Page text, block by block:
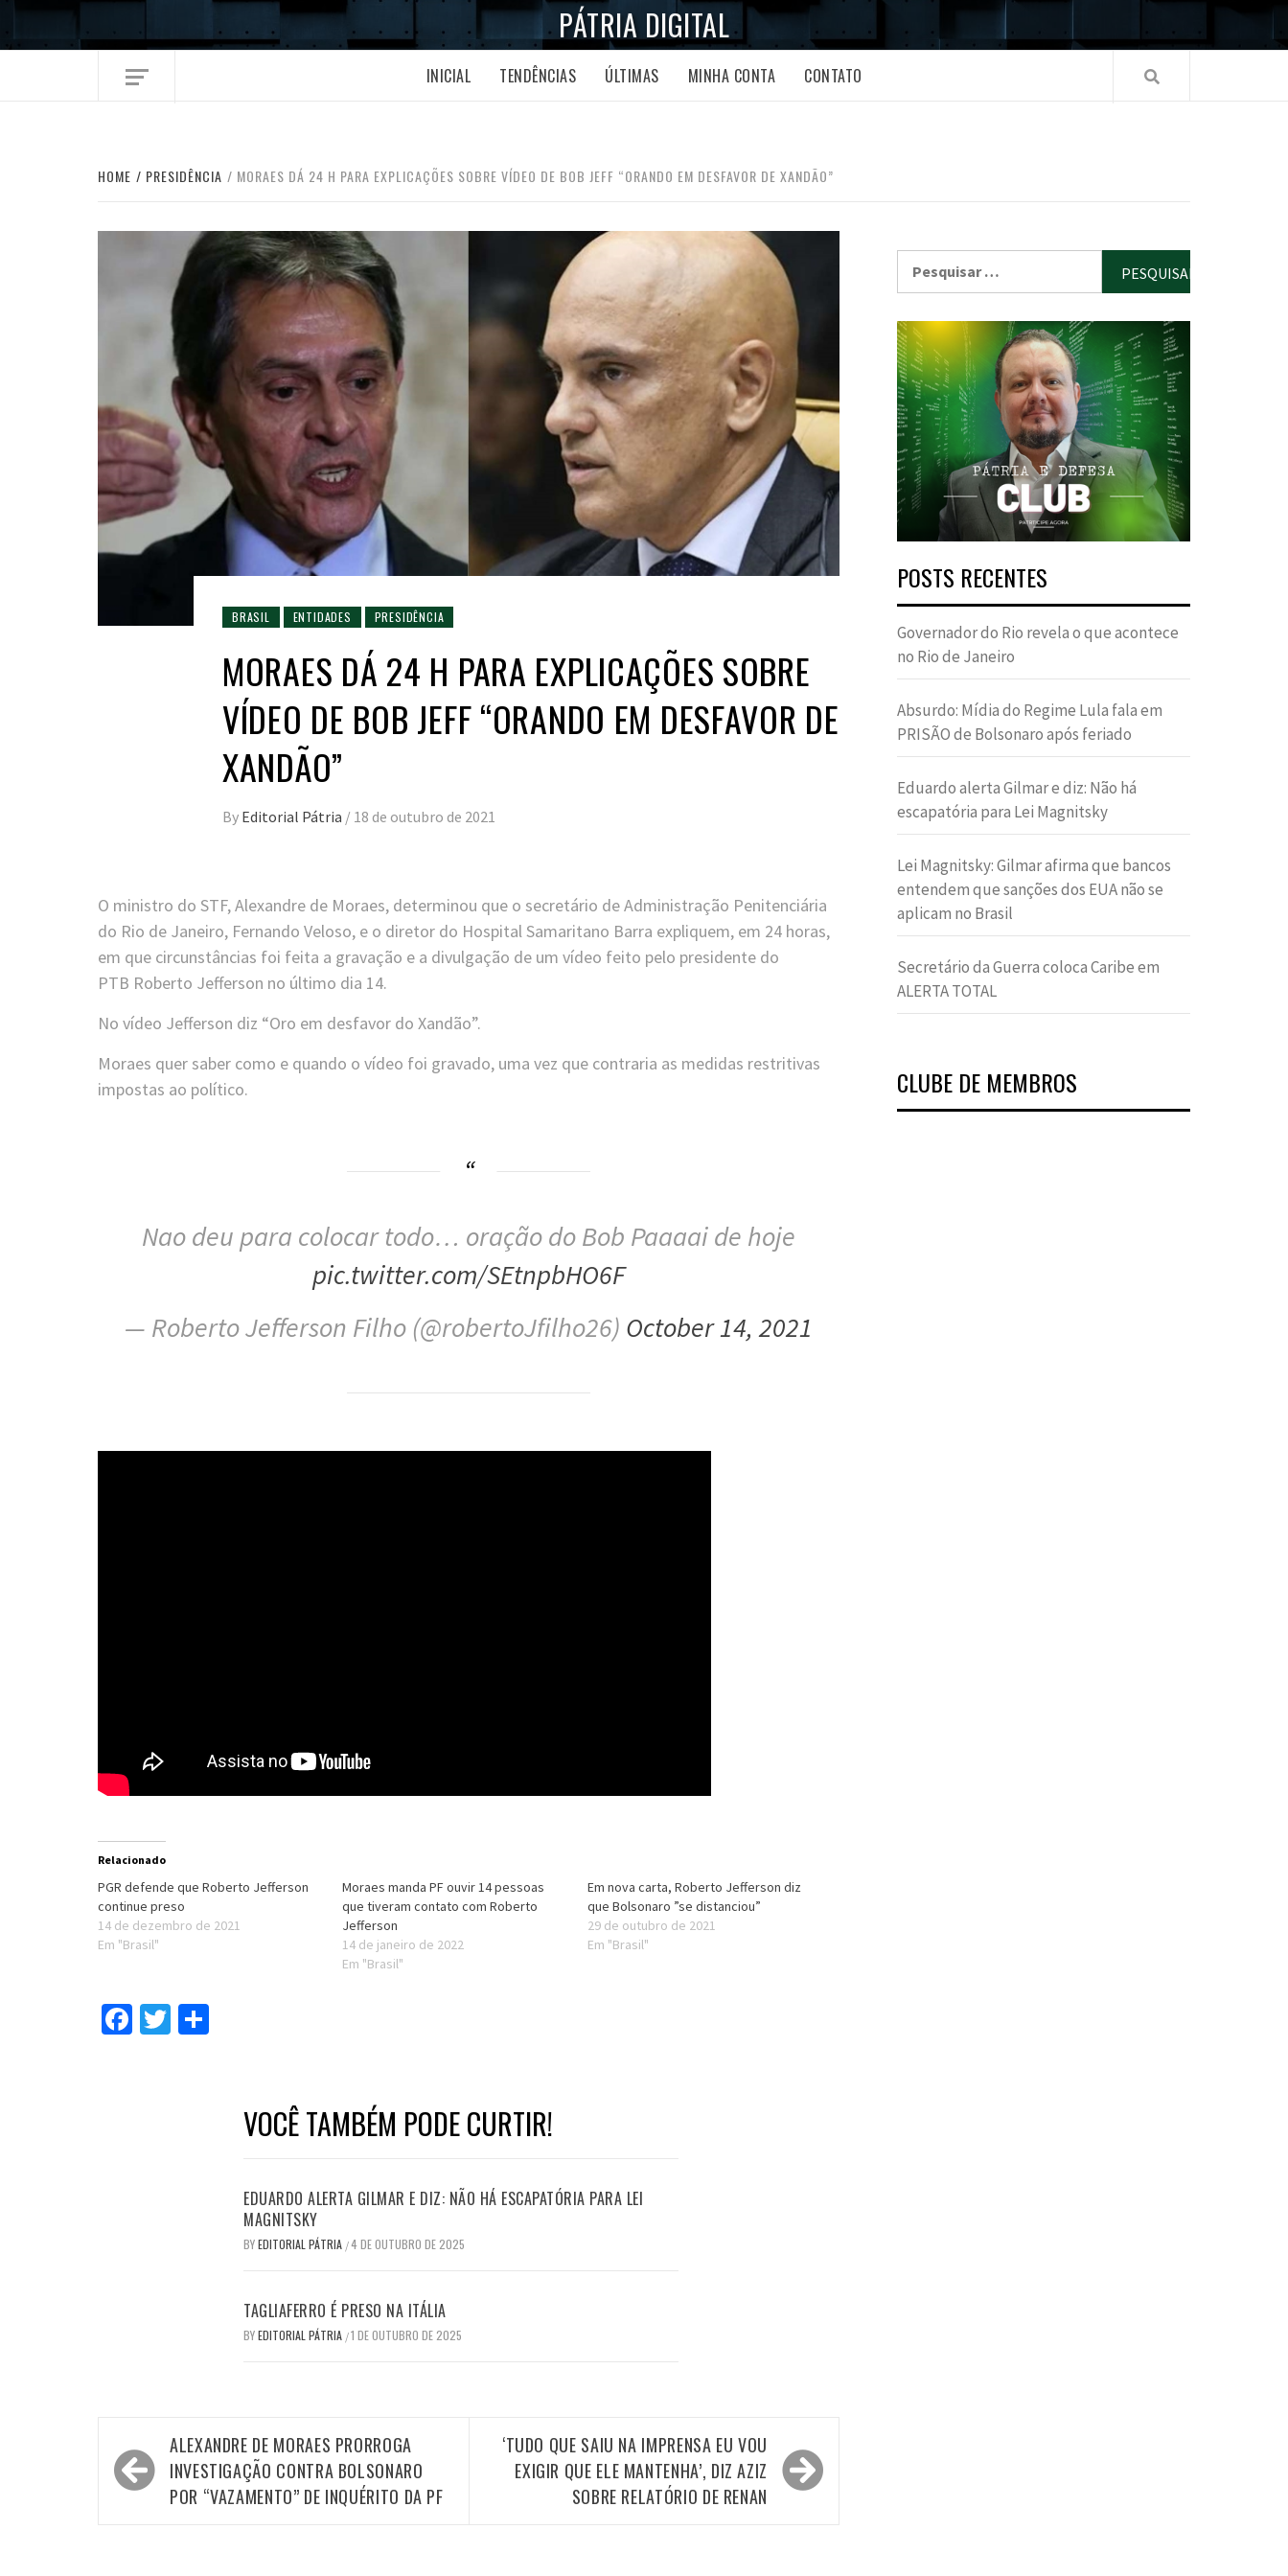
PÁTRIA DIGITAL
INICIAL TENDÊNCIAS ÚLTIMAS MINHA CONTA CONTATO
HOME PRESIDÊNCIA MORAES DÁ 24 H PARA EXPLICAÇÕES SOBRE VÍDEO DE BOB JEFF “ORANDO EM DESFAVOR DE XANDÃO”
BRASIL ENTIDADES PRESIDÊNCIA
MORAES DÁ 24 H PARA EXPLICAÇÕES SOBRE
VÍDEO DE BOB JEFF “ORANDO EM DESFAVOR DE
XANDÃO”
By Editorial Pátria / 18 de outubro de 2021
O ministro do STF, Alexandre de Moraes, determinou que o secretário de Administração Penitenciária
do Rio de Janeiro, Fernando Veloso, e o diretor do Hospital Samaritano Barra expliquem, em 24 horas,
em que circunstâncias foi feita a gravação e a divulgação de um vídeo feito pelo presidente do
PTB Roberto Jefferson no último dia 14.
No vídeo Jefferson diz “Oro em desfavor do Xandão”.
Moraes quer saber como e quando o vídeo foi gravado, uma vez que contraria as medidas restritivas
impostas ao político.
Nao deu para colocar todo… oração do Bob Paaaai de hoje
pic.twitter.com/SEtnpbHO6F
— Roberto Jefferson Filho (@robertoJfilho26) October 14, 2021
Relacionado
PGR defende que Roberto Jefferson
continue preso
14 de dezembro de 2021
Em "Brasil"
Moraes manda PF ouvir 14 pessoas
que tiveram contato com Roberto
Jefferson
14 de janeiro de 2022
Em "Brasil"
Em nova carta, Roberto Jefferson diz
que Bolsonaro ”se distanciou”
29 de outubro de 2021
Em "Brasil"
Facebook
Twitter
VOCÊ TAMBÉM PODE CURTIR!
EDUARDO ALERTA GILMAR E DIZ: NÃO HÁ ESCAPATÓRIA PARA LEI
MAGNITSKY
BYEDITORIAL PÁTRIA /4 DE OUTUBRO DE 2025
TAGLIAFERRO É PRESO NA ITÁLIA
BYEDITORIAL PÁTRIA /1 DE OUTUBRO DE 2025
Navegação
de
Post
ALEXANDRE DE MORAES PRORROGA
INVESTIGAÇÃO CONTRA BOLSONARO
POR “VAZAMENTO” DE INQUÉRITO DA PF
‘TUDO QUE SAIU NA IMPRENSA EU VOU
EXIGIR QUE ELE MANTENHA’, DIZ AZIZ
SOBRE RELATÓRIO DE RENAN
POSTS RECENTES
Governador do Rio revela o que acontece
no Rio de Janeiro
Absurdo: Mídia do Regime Lula fala em
PRISÃO de Bolsonaro após feriado
Eduardo alerta Gilmar e diz: Não há
escapatória para Lei Magnitsky
Lei Magnitsky: Gilmar afirma que bancos
entendem que sanções dos EUA não se
aplicam no Brasil
Secretário da Guerra coloca Caribe em
ALERTA TOTAL
CLUBE DE MEMBROS